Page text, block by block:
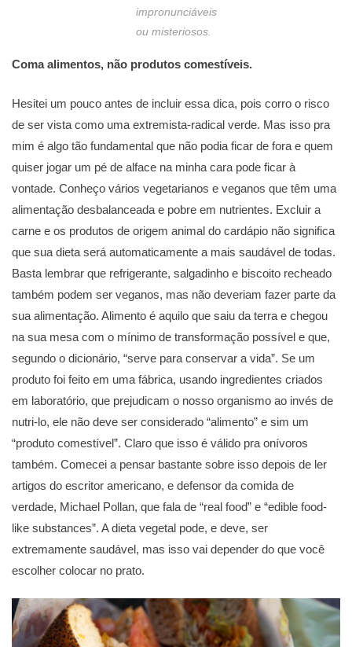
impronunciáveis
ou misteriosos.
Coma alimentos, não produtos comestíveis.
Hesitei um pouco antes de incluir essa dica, pois corro o risco
de ser vista como uma extremista-radical verde. Mas isso pra
mim é algo tão fundamental que não podia ficar de fora e quem
quiser jogar um pé de alface na minha cara pode ficar à
vontade. Conheço vários vegetarianos e veganos que têm uma
alimentação desbalanceada e pobre em nutrientes. Excluir a
carne e os produtos de origem animal do cardápio não significa
que sua dieta será automaticamente a mais saudável de todas.
Basta lembrar que refrigerante, salgadinho e biscoito recheado
também podem ser veganos, mas não deveriam fazer parte da
sua alimentação. Alimento é aquilo que saiu da terra e chegou
na sua mesa com o mínimo de transformação possível e que,
segundo o dicionário, “serve para conservar a vida”. Se um
produto foi feito em uma fábrica, usando ingredientes criados
em laboratório, que prejudicam o nosso organismo ao invés de
nutri-lo, ele não deve ser considerado “alimento” e sim um
“produto comestível”. Claro que isso é válido pra onívoros
também. Comecei a pensar bastante sobre isso depois de ler
artigos do escritor americano, e defensor da comida de
verdade, Michael Pollan, que fala de “real food” e “edible food-
like substances”. A dieta vegetal pode, e deve, ser
extremamente saudável, mas isso vai depender do que você
escolher colocar no prato.